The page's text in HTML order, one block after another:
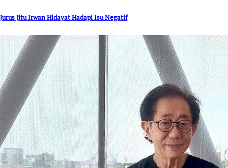
Jurus Jitu Irwan Hidayat Hadapi Isu Negatif